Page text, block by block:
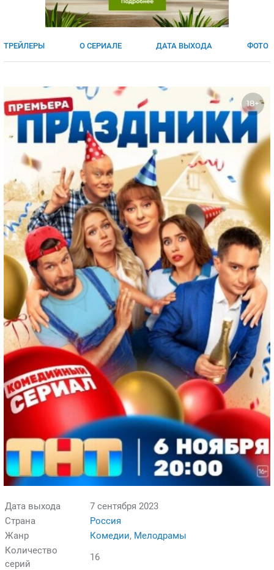
МЕЛОДРАМЫ
ИСПАНИЯ
ФРАНЦИЯ
СВЕТСКИЕ НОВОСТИ
ТРЕЙЛЕРЫ О СЕРИАЛЕ ДАТА ВЫХОДА ФОТО
18+
Дата выхода
7 сентября 2023
Страна
Россия
Жанр
Комедии, Мелодрамы
Количество
серий
16